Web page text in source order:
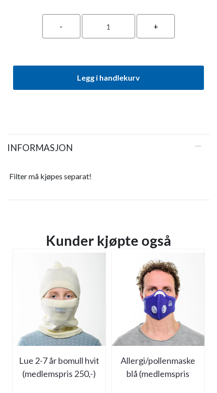
Legg i handlekurv
INFORMASJON
Filter må kjøpes separat!
Kunder kjøpte også
Lue 2-7 år bomull hvit
(medlemspris 250,-)
Allergi/pollenmaske
blå (medlemspris